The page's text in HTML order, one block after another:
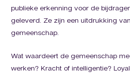
publieke erkenning voor de
geleverd. Ze zijn een uitdrukking
gemeenschap.
Wat waardeert de gemeenschap
werken? Kracht of intelligentie?